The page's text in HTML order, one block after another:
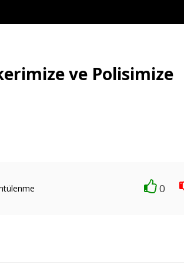
ve Polisimize
0